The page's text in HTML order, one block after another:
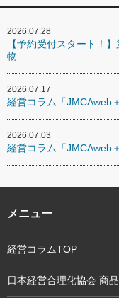
2026.07.28
【予約受付スタート！
物
2026.07.17
経営コラム「JMCAweb
2026.07.03
経営コラム「JMCAweb
メニュー
経営コラムTOP
日本経営合理化協会 商